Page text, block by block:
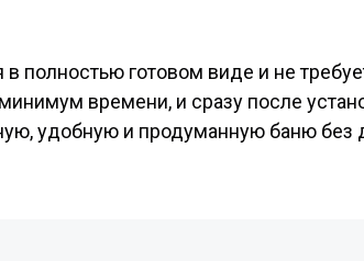
в полностью готовом виде и не
времени, и сразу после
удобную и продуманную баню без